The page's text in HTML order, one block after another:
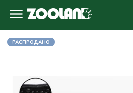
РАСПРОДАНО